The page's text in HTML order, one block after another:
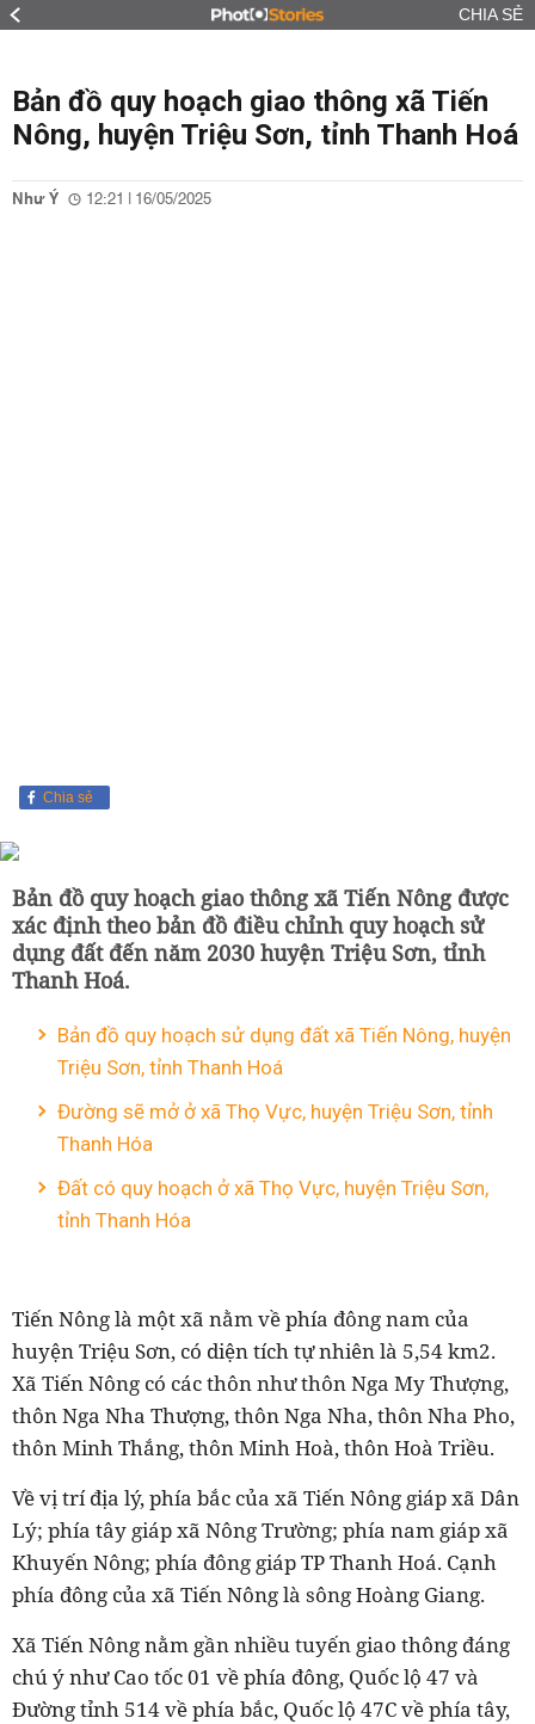
CHIA SẺ
Bản đồ quy hoạch giao thông xã Tiến
Nông, huyện Triệu Sơn, tỉnh Thanh Hoá
Như Ý 12:21 | 16/05/2025
Chia sẻ
Bản đồ quy hoạch giao thông xã Tiến Nông được
xác định theo bản đồ điều chỉnh quy hoạch sử
dụng đất đến năm 2030 huyện Triệu Sơn, tỉnh
Thanh Hoá.
Bản đồ quy hoạch sử dụng đất xã Tiến Nông, huyện
Triệu Sơn, tỉnh Thanh Hoá
Đường sẽ mở ở xã Thọ Vực, huyện Triệu Sơn, tỉnh
Thanh Hóa
Đất có quy hoạch ở xã Thọ Vực, huyện Triệu Sơn,
tỉnh Thanh Hóa
Tiến Nông là một xã nằm về phía đông nam của
huyện Triệu Sơn, có diện tích tự nhiên là 5,54 km2.
Xã Tiến Nông có các thôn như thôn Nga My Thượng,
thôn Nga Nha Thượng, thôn Nga Nha, thôn Nha Pho,
thôn Minh Thắng, thôn Minh Hoà, thôn Hoà Triều.
Về vị trí địa lý, phía bắc của xã Tiến Nông giáp xã Dân
Lý; phía tây giáp xã Nông Trường; phía nam giáp xã
Khuyến Nông; phía đông giáp TP Thanh Hoá. Cạnh
phía đông của xã Tiến Nông là sông Hoàng Giang.
Xã Tiến Nông nằm gần nhiều tuyến giao thông đáng
chú ý như Cao tốc 01 về phía đông, Quốc lộ 47 và
Đường tỉnh 514 về phía bắc, Quốc lộ 47C về phía tây,